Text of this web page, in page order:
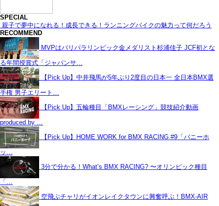
SPECIAL
親子で夢中になれる！成長できる！ランニングバイクの魅力って何だろう
RECOMMEND
MVPはパリパラリンピック金メダリスト杉浦佳子 JCF初とな
る年間授賞式「ジャパンサ…
【Pick Up】中井飛馬が5年ぶり2度目の日本一 全日本BMX選
手権 男子エリート…
【Pick Up】五輪種目「BMXレーシング」競技紹介動画
produced by …
【Pick Up】HOME WORK for BMX RACING #9「バニーホ
ッ…
3分で分かる！What’s BMX RACING? 〜オリンピック種目
「…
空飛ぶチャリがイオンレイクタウンに興奮呼ぶ！BMX-AIR